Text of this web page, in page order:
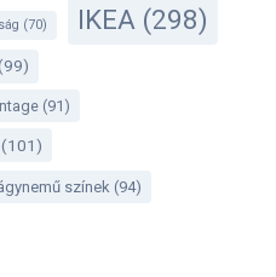
(70) IKEA (298)
(91)
(101)
színek (94)